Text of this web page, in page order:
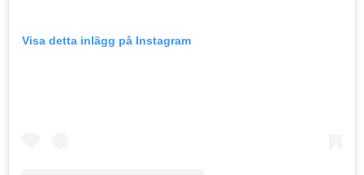
Visa detta inlägg på Instagram